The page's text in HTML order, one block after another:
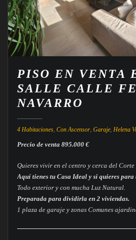
PISO EN VENTA
SALLE CALLE
NAVARRO
4 Habitaciones, Con Ascensor, Garaje, Helena
Precio de venta 895.000€
Quieres vivir en el centro y cerca del Corte
Aquí tienes tu Casa Ideal y si quieres para
Todo exterior y con mucha Luz Natural.
Preparada para dividirla en 2 viviendas.
1 plaza de garaje y zonas Comunes